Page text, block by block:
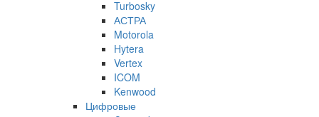
Turbosky
АСТРА
Motorola
Hytera
Vertex
ICOM
Kenwood
Цифровые